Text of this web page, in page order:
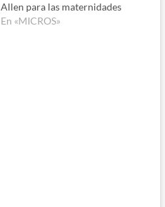
Allen para las maternidades
En «MICROS»